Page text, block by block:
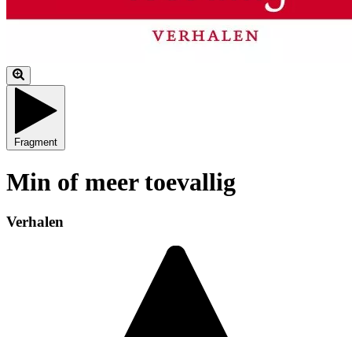
Fragment
Min of meer toevallig
Verhalen